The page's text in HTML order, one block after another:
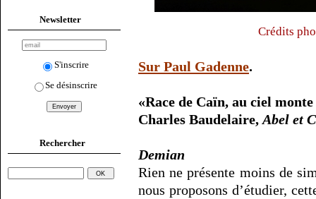
Newsletter
S'inscrire
Se désinscrire
Rechercher
Crédits
Sur Paul Gadenne.
«Race de Caïn, au ciel
Charles Baudelaire, Abel et
Demian
Rien ne présente moins de
nous proposons d’étudier,